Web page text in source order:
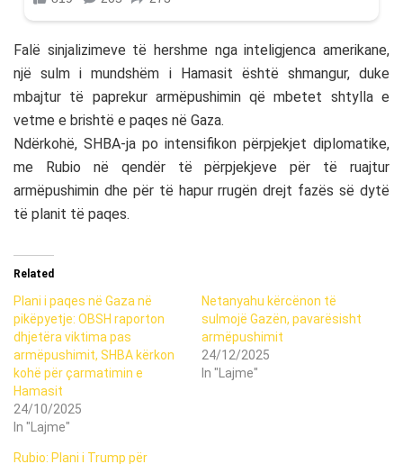
Falë sinjalizimeve të hershme nga inteligjenca amerikane,
një sulm i mundshëm i Hamasit është shmangur, duke
mbajtur të paprekur armëpushimin që mbetet shtylla e
vetme e brishtë e paqes në Gaza.
Ndërkohë, SHBA-ja po intensifikon përpjekjet diplomatike,
me Rubio në qendër të përpjekjeve për të ruajtur
armëpushimin dhe për të hapur rrugën drejt fazës së dytë
të planit të paqes.
Related
Plani i paqes në Gaza në
pikëpyetje: OBSH raporton
dhjetëra viktima pas
armëpushimit, SHBA kërkon
kohë për çarmatimin e
Hamasit
24/10/2025
In "Lajme"
Netanyahu kërcënon të
sulmojë Gazën, pavarësisht
armëpushimit
24/12/2025
In "Lajme"
Rubio: Plani i Trump për